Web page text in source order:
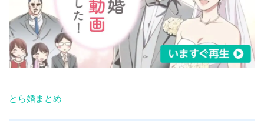
とら婚まとめ